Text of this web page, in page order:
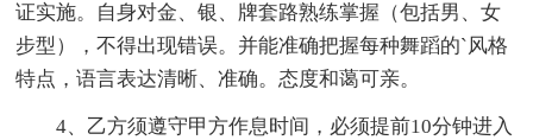
证实施。自身对金、银、牌套路熟练掌握（包括男、女
步型），不得出现错误。并能准确把握每种舞蹈的`风格
特点，语言表达清晰、准确。态度和蔼可亲。
4、乙方须遵守甲方作息时间，必须提前10分钟进入